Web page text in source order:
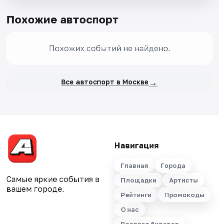
Похожие автоспорт
Похожих событий не найдено.
Все автоспорт в Москве →
Самые яркие события в
вашем городе.
Навигация
Главная
Города
Площадки
Артисты
Рейтинги
Промокоды
О нас